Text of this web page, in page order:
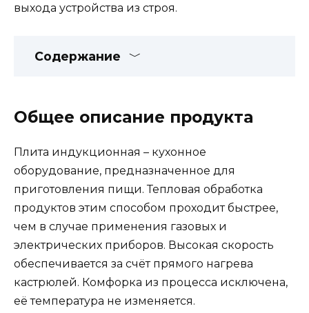
выхода устройства из строя.
Содержание
Общее описание продукта
Плита индукционная – кухонное
оборудование, предназначенное для
приготовления пищи. Тепловая обработка
продуктов этим способом проходит быстрее,
чем в случае применения газовых и
электрических приборов. Высокая скорость
обеспечивается за счёт прямого нагрева
кастрюлей. Комфорка из процесса исключена,
её температура не изменяется.